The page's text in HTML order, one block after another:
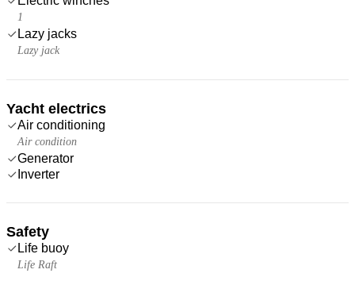
1
Lazy jacks
Lazy jack
Yacht electrics
Air conditioning
Air condition
Generator
Inverter
Safety
Life buoy
Life Raft